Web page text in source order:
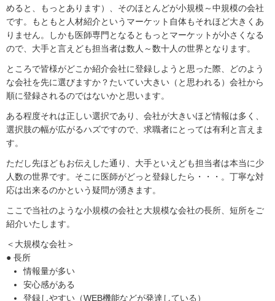
めると、もっとあります）、そのほとんどが小規模～中規模の会社
です。もともと人材紹介というマーケット自体もそれほど大きくあ
りません。しかも医師専門となるともっとマーケットが小さくなる
ので、大手と言えども担当者は数人～数十人の世界となります。
ところで皆様がどこか紹介会社に登録しようと思った際、どのよう
な会社を先に選びますか？たいてい大きい（と思われる）会社から
順に登録されるのではないかと思います。
ある程度それは正しい選択であり、会社が大きいほど情報は多く、
選択肢の幅が広がるハズですので、求職者にとっては有利と言えま
す。
ただし先ほどもお伝えした通り、大手といえども担当者は本当に少
人数の世界です。そこに医師がどっと登録したら・・・。丁寧な対
応は出来るのかという疑問が湧きます。
ここで当社のような小規模の会社と大規模な会社の長所、短所をご
紹介いたします。
＜大規模な会社＞
● 長所
情報量が多い
安心感がある
登録しやすい（WEB機能などが発達している）